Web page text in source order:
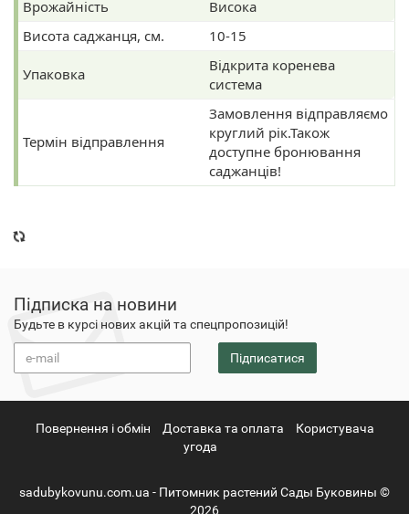
Врожайність
Висока
Висота саджанця, см.
10-15
Упаковка
Відкрита коренева
система
Термін відправлення
Замовлення відправляємо
круглий рік.Також
доступне бронювання
саджанців!
Підписка на новини
Будьте в курсі нових акцій та спецпропозицій!
Підписатися
Повернення i обмін Доставка та оплата
Користувача
угода
sadubykovunu.com.ua - Питомник растений Сады Буковины ©
2026